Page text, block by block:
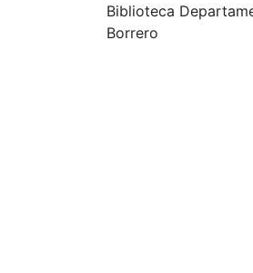
Biblioteca
Borrero